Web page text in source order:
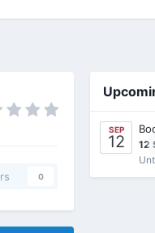
0
SEP
12
12